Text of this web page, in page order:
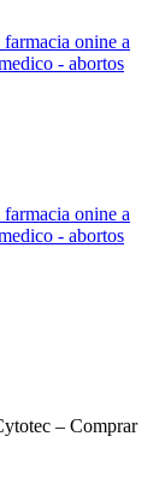
‒ Comprar